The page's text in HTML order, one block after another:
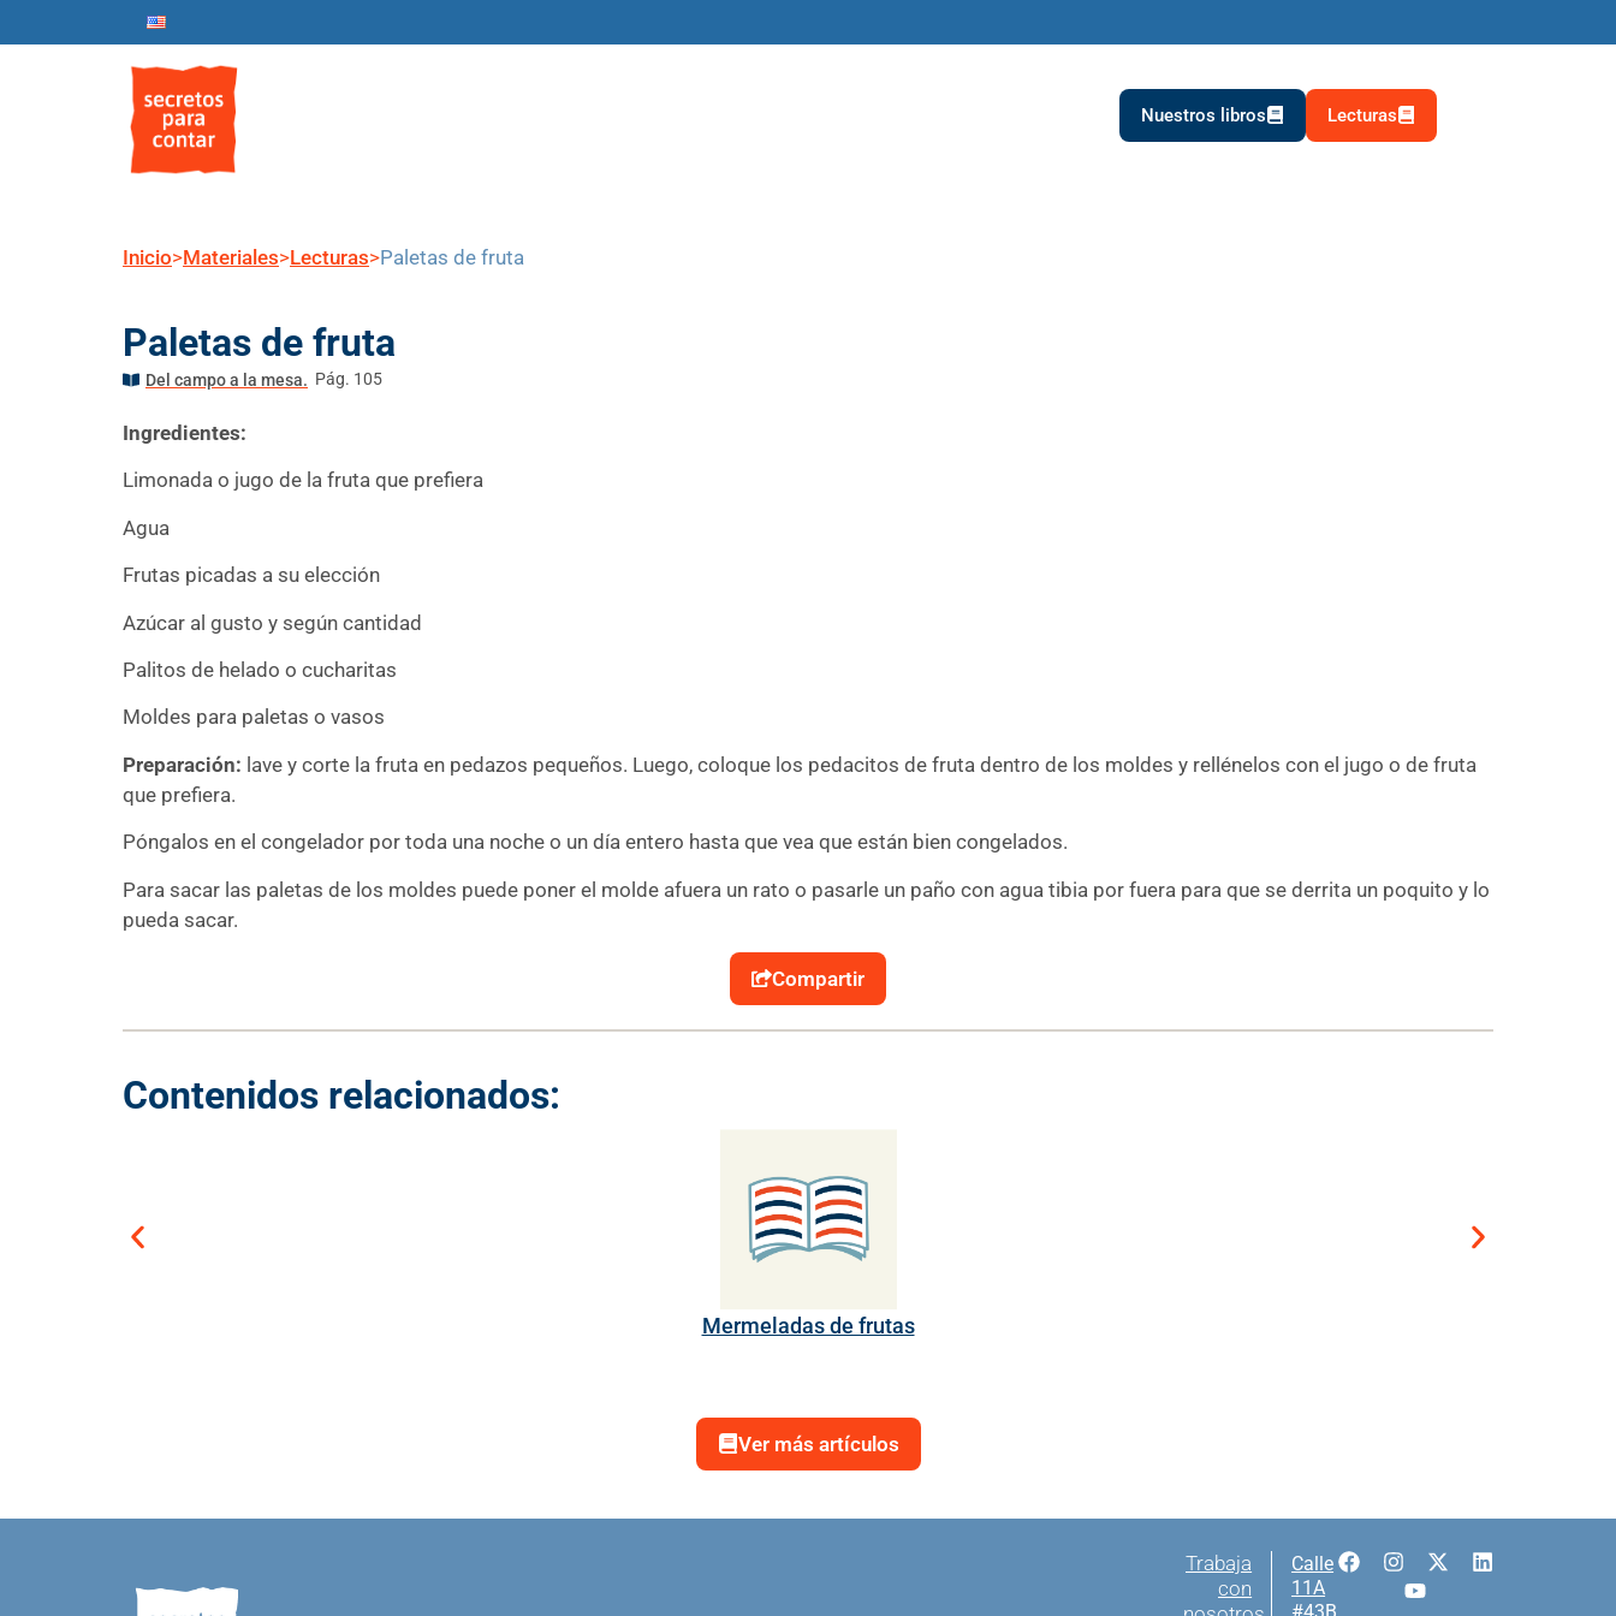
Nuestros libros Lecturas
Inicio>Materiales>Lecturas>Paletas de fruta
Paletas de fruta
Del campo a la mesa. Pág. 105
Ingredientes:
Limonada o jugo de la fruta que prefiera
Agua
Frutas picadas a su elección
Azúcar al gusto y según cantidad
Palitos de helado o cucharitas
Moldes para paletas o vasos
Preparación: lave y corte la fruta en pedazos pequeños. Luego, coloque los pedacitos de fruta dentro de los moldes y rellénelos con el jugo o de fruta
que prefiera.
Póngalos en el congelador por toda una noche o un día entero hasta que vea que están bien congelados.
Para sacar las paletas de los moldes puede poner el molde afuera un rato o pasarle un paño con agua tibia por fuera para que se derrita un poquito y lo
pueda sacar.
Compartir
Contenidos relacionados:
Mermeladas de frutas
Ver más artículos
Trabaja
con
Calle
11A